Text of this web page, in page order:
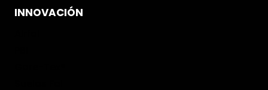
INNOVACIÓN